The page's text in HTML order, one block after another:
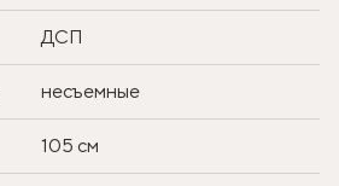
ДСП
несъемные
105 см